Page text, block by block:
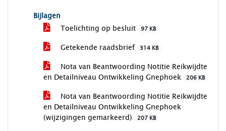
Bijlagen
Toelichting op besluit
97 KB
Getekende raadsbrief 314 KB
Nota van Beantwoording Notitie Reikwijdte
en Detailniveau Ontwikkeling Gnephoek
206 KB
Nota van Beantwoording Notitie Reikwijdte
en Detailniveau Ontwikkeling Gnephoek
(wijzigingen gemarkeerd)
207 KB